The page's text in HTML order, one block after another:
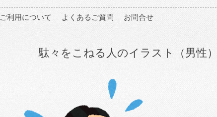
ご利用について よくあるご質問 お問合せ
駄々をこねる人のイラスト（男性）